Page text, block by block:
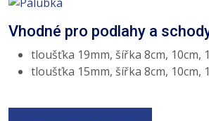
Vhodné pro podlahy a
tloušťka 19mm, šířka 8cm, 10cm,
tloušťka 15mm, šířka 8cm, 10cm,